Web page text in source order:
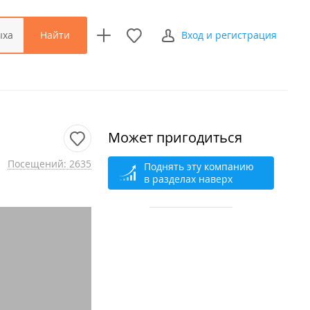
Найти Вход и регистрация
Посещений: 2635
Может пригодиться
Поднять эту компанию
в разделах наверх